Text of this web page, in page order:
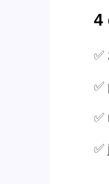
4
✅
✅
✅
✅